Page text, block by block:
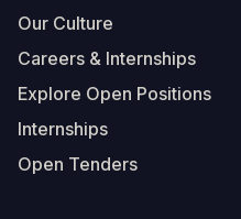
Our Culture
Careers & Internships
Explore Open Positions
Internships
Open Tenders